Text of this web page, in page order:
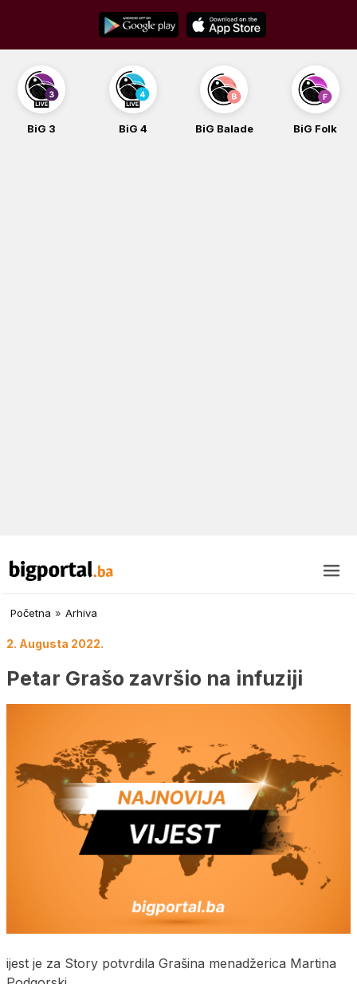
content
BiG 3 BiG 4 BiG Balade BiG Folk
Početna » Arhiva
2. Augusta 2022.
Petar Grašo završio na infuziji
ijest je za Story potvrdila Grašina menadžerica Martina